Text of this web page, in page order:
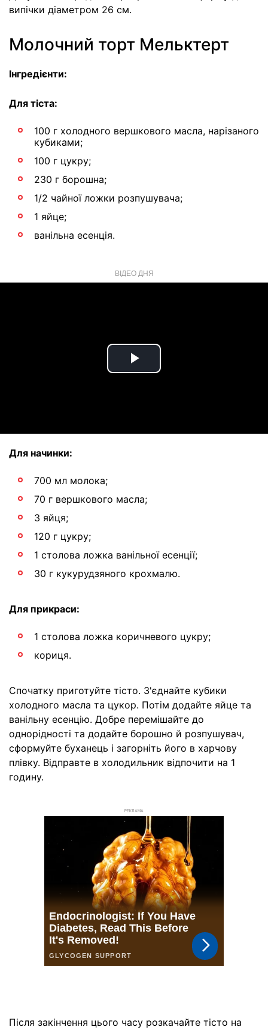
випічки діаметром 26 см.
Молочний торт Мельктерт
Інгредієнти:
Для тіста:
100 г холодного вершкового масла, нарізаного
кубиками;
100 г цукру;
230 г борошна;
1/2 чайної ложки розпушувача;
1 яйце;
ванільна есенція.
ВІДЕО ДНЯ
Play
Для начинки:
700 мл молока;
70 г вершкового масла;
3 яйця;
120 г цукру;
1 столова ложка ванільної есенції;
30 г кукурудзяного крохмалю.
Для прикраси:
1 столова ложка коричневого цукру;
кориця.
Спочатку приготуйте тісто. З'єднайте кубики
холодного масла та цукор. Потім додайте яйце та
ванільну есенцію. Добре перемішайте до
однорідності та додайте борошно й розпушувач,
сформуйте буханець і загорніть його в харчову
плівку. Відправте в холодильник відпочити на 1
годину.
РЕКЛАМА
Після закінчення цього часу розкачайте тісто на